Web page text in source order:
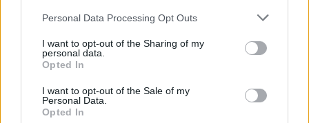
Personal Data Processing Opt Outs
I want to opt-out of the Sharing of my
personal data.
Opted In
I want to opt-out of the Sale of my
Personal Data.
Opted In